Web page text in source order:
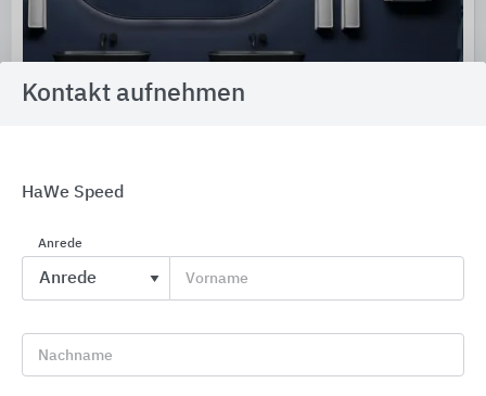
CWS PureLine Waschraumausstattungen
Kontakt aufnehmen
HaWe Speed
Anrede
Vorname
Nachname